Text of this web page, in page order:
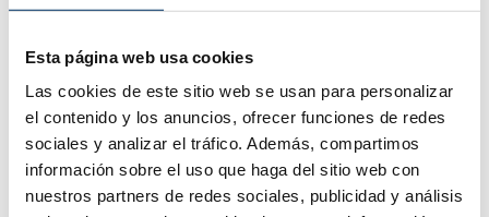
Esta página web usa cookies
Las cookies de este sitio web se usan para personalizar
el contenido y los anuncios, ofrecer funciones de redes
sociales y analizar el tráfico. Además, compartimos
información sobre el uso que haga del sitio web con
nuestros partners de redes sociales, publicidad y análisis
Traduction automatique
Maria Benavides
Je veux connaître le prix de l&#39;inversion des
trompes
RÉPONDRE